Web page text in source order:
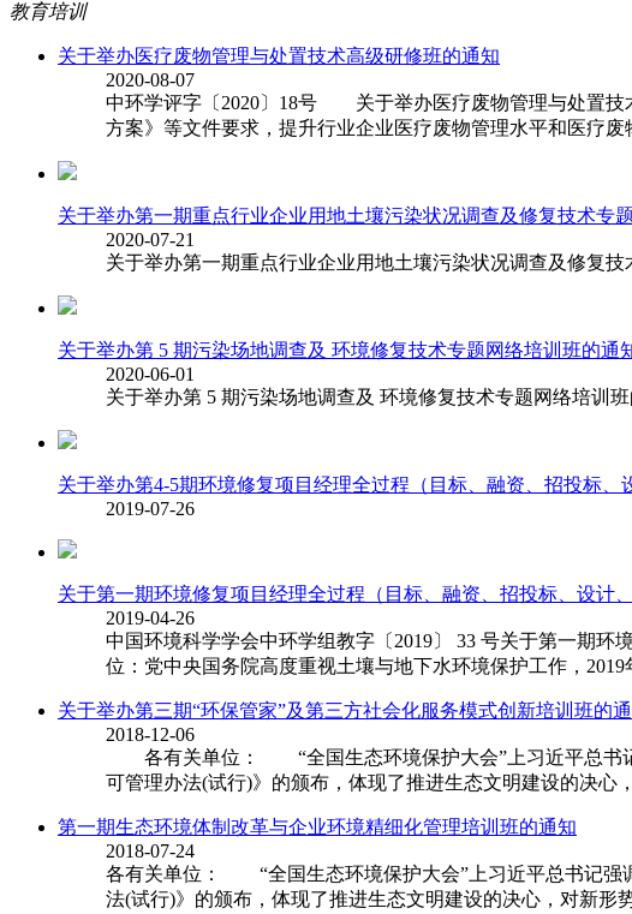
教育培训
关于举办医疗废物管理与处置技术高级研修班的通知
2020-08-07
中环学评字〔2020〕18号 关于举办医疗废物管理与处置
方案》等文件要求，提升行业企业医疗废物管理水平和医疗
关于举办第一期重点行业企业用地土壤污染状况调查及修复技术专
2020-07-21
关于举办第一期重点行业企业用地土壤污染状况调查及修复
关于举办第 5 期污染场地调查及 环境修复技术专题网络培训班的通
2020-06-01
关于举办第 5 期污染场地调查及 环境修复技术专题网络培训
关于举办第4-5期环境修复项目经理全过程（目标、融资、招投标
2019-07-26
关于第一期环境修复项目经理全过程（目标、融资、招投标、设计
2019-04-26
中国环境科学学会中环学组教字〔2019〕 33 号关于第一期
位：党中央国务院高度重视土壤与地下水环境保护工作，
关于举办第三期“环保管家”及第三方社会化服务模式创新培训班的
2018-12-06
各有关单位： “全国生态环境保护大会”上习近平总书记
可管理办法(试行)》的颁布，体现了推进生态文明建设的决心
第一期生态环境体制改革与企业环境精细化管理培训班的通知
2018-07-24
各有关单位： “全国生态环境保护大会”上习近平总书记强
法(试行)》的颁布，体现了推进生态文明建设的决心，对新形